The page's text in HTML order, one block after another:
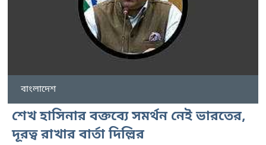
বাংলাদেশ
শেখ হাসিনার বক্তব্যে সমর্থন নেই ভারতের,
দূরত্ব রাখার বার্তা দিল্লির